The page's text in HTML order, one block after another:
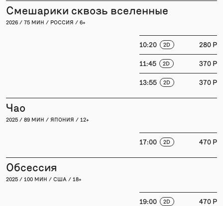
Смешарики сквозь вселенные
2026 / 75 МИН / РОССИЯ / 6+
10:20 2D 280 P
11:45 2D 370 P
13:55 2D 370 P
Чао
2025 / 89 МИН / ЯПОНИЯ / 12+
17:00 2D 470 P
Обсессия
2025 / 100 МИН / США / 18+
19:00 2D 470 P